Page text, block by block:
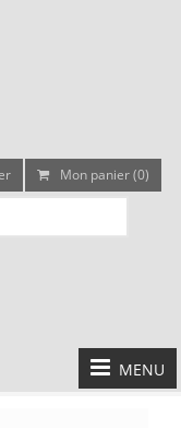
Mon panier (0)
MENU